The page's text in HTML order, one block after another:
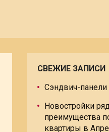
СВЕЖИЕ ЗАПИСИ
Сэндвич-
Новостройки
преимущества
квартиры в